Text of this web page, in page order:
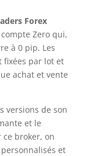
Forex
Zero qui,
à 0 pip. Les
fixées par lot et
achat et vente
versions de son
et le
ce broker, on
et